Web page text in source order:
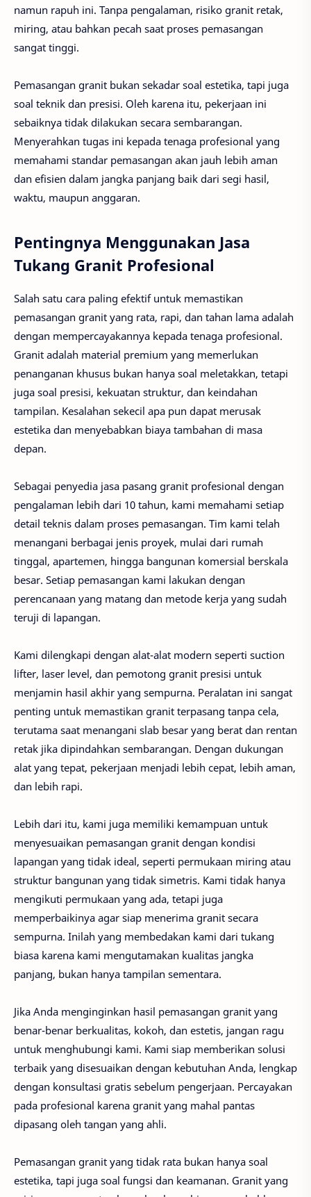
namun rapuh ini. Tanpa pengalaman, risiko granit retak,
miring, atau bahkan pecah saat proses pemasangan
sangat tinggi.
Pemasangan granit bukan sekadar soal estetika, tapi juga
soal teknik dan presisi. Oleh karena itu, pekerjaan ini
sebaiknya tidak dilakukan secara sembarangan.
Menyerahkan tugas ini kepada tenaga profesional yang
memahami standar pemasangan akan jauh lebih aman
dan efisien dalam jangka panjang baik dari segi hasil,
waktu, maupun anggaran.
Pentingnya Menggunakan Jasa
Tukang Granit Profesional
Salah satu cara paling efektif untuk memastikan
pemasangan granit yang rata, rapi, dan tahan lama adalah
dengan mempercayakannya kepada tenaga profesional.
Granit adalah material premium yang memerlukan
penanganan khusus bukan hanya soal meletakkan, tetapi
juga soal presisi, kekuatan struktur, dan keindahan
tampilan. Kesalahan sekecil apa pun dapat merusak
estetika dan menyebabkan biaya tambahan di masa
depan.
Sebagai penyedia jasa pasang granit profesional dengan
pengalaman lebih dari 10 tahun, kami memahami setiap
detail teknis dalam proses pemasangan. Tim kami telah
menangani berbagai jenis proyek, mulai dari rumah
tinggal, apartemen, hingga bangunan komersial berskala
besar. Setiap pemasangan kami lakukan dengan
perencanaan yang matang dan metode kerja yang sudah
teruji di lapangan.
Kami dilengkapi dengan alat-alat modern seperti suction
lifter, laser level, dan pemotong granit presisi untuk
menjamin hasil akhir yang sempurna. Peralatan ini sangat
penting untuk memastikan granit terpasang tanpa cela,
terutama saat menangani slab besar yang berat dan rentan
retak jika dipindahkan sembarangan. Dengan dukungan
alat yang tepat, pekerjaan menjadi lebih cepat, lebih aman,
dan lebih rapi.
Lebih dari itu, kami juga memiliki kemampuan untuk
menyesuaikan pemasangan granit dengan kondisi
lapangan yang tidak ideal, seperti permukaan miring atau
struktur bangunan yang tidak simetris. Kami tidak hanya
mengikuti permukaan yang ada, tetapi juga
memperbaikinya agar siap menerima granit secara
sempurna. Inilah yang membedakan kami dari tukang
biasa karena kami mengutamakan kualitas jangka
panjang, bukan hanya tampilan sementara.
Jika Anda menginginkan hasil pemasangan granit yang
benar-benar berkualitas, kokoh, dan estetis, jangan ragu
untuk menghubungi kami. Kami siap memberikan solusi
terbaik yang disesuaikan dengan kebutuhan Anda, lengkap
dengan konsultasi gratis sebelum pengerjaan. Percayakan
pada profesional karena granit yang mahal pantas
dipasang oleh tangan yang ahli.
Pemasangan granit yang tidak rata bukan hanya soal
estetika, tapi juga soal fungsi dan keamanan. Granit yang